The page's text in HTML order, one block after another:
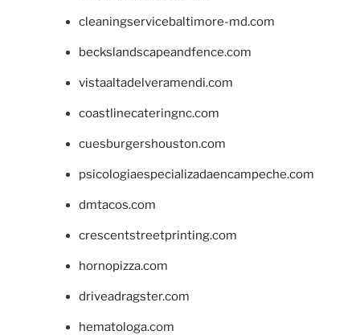
cleaningservicebaltimore-md.com
beckslandscapeandfence.com
vistaaltadelveramendi.com
coastlinecateringnc.com
cuesburgershouston.com
psicologiaespecializadaencampeche.com
dmtacos.com
crescentstreetprinting.com
hornopizza.com
driveadragster.com
hematologa.com